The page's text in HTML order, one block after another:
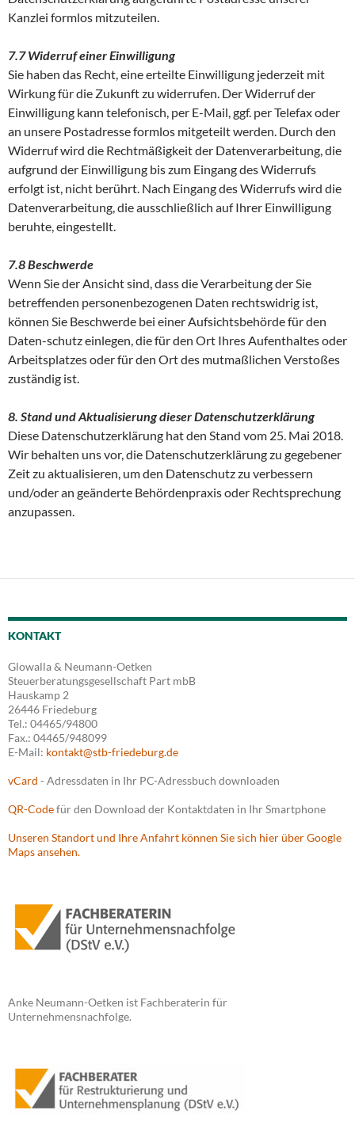
Kanzlei formlos mitzuteilen.
7.7 Widerruf einer Einwilligung
Sie haben das Recht, eine erteilte Einwilligung jederzeit mit
Wirkung für die Zukunft zu widerrufen. Der Widerruf der
Einwilligung kann telefonisch, per E-Mail, ggf. per Telefax oder
an unsere Postadresse formlos mitgeteilt werden. Durch den
Widerruf wird die Rechtmäßigkeit der Datenverarbeitung, die
aufgrund der Einwilligung bis zum Eingang des Widerrufs
erfolgt ist, nicht berührt. Nach Eingang des Widerrufs wird die
Datenverarbeitung, die ausschließlich auf Ihrer Einwilligung
beruhte, eingestellt.
7.8 Beschwerde
Wenn Sie der Ansicht sind, dass die Verarbeitung der Sie
betreffenden personenbezogenen Daten rechtswidrig ist,
können Sie Beschwerde bei einer Aufsichtsbehörde für den
Daten-schutz einlegen, die für den Ort Ihres Aufenthaltes oder
Arbeitsplatzes oder für den Ort des mutmaßlichen Verstoßes
zuständig ist.
8. Stand und Aktualisierung dieser Datenschutzerklärung
Diese Datenschutzerklärung hat den Stand vom 25. Mai 2018.
Wir behalten uns vor, die Datenschutzerklärung zu gegebener
Zeit zu aktualisieren, um den Datenschutz zu verbessern
und/oder an geänderte Behördenpraxis oder Rechtsprechung
anzupassen.
KONTAKT
Glowalla & Neumann-Oetken
Steuerberatungsgesellschaft Part mbB
Hauskamp 2
26446 Friedeburg
Tel.: 04465/94800
Fax.: 04465/948099
E-Mail: kontakt@stb-friedeburg.de
vCard - Adressdaten in Ihr PC-Adressbuch downloaden
QR-Codefür den Download der Kontaktdaten in Ihr Smartphone
Unseren Standort und Ihre Anfahrt können Sie sich hier über Google
Maps ansehen.
Anke Neumann-Oetken ist Fachberaterin für
Unternehmensnachfolge.